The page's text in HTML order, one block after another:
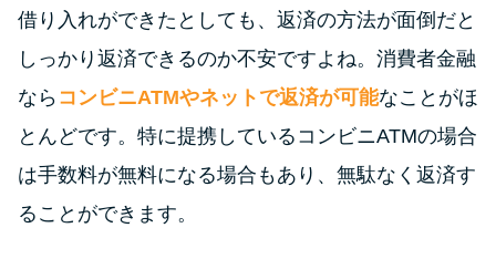
較
未成年でもお金を借りられる？
学生がお金を借りる方法があ
る？
学生がお金を借りる方法は？親
借り入れができたとしても、返済の方法が面倒だと
しっかり返済できるのか不安ですよね。消費者金融
なら コンビニATMやネットで返済が可能なことがほ
とんどです。特に提携しているコンビニATMの場合
は手数料が無料になる場合もあり、無駄なく返済す
ることができます。